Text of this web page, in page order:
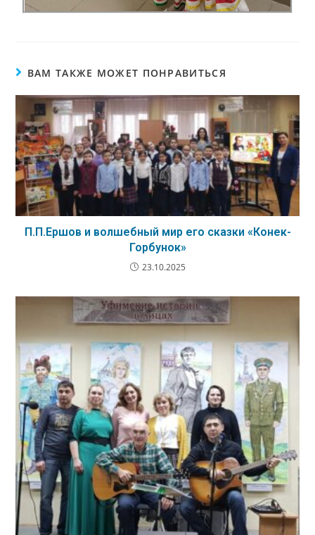
ВАМ ТАКЖЕ МОЖЕТ ПОНРАВИТЬСЯ
П.П.Ершов и волшебный мир его сказки «Конек-
Горбунок»
23.10.2025